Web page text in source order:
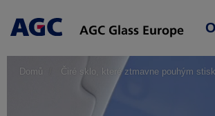
Main
Domů Čiré sklo, které ztmavne pouhým